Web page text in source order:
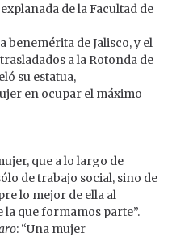
de la Facultad de
benemérita de Jalisco, y el
a la Rotonda de
su estatua,
en ocupar el máximo
que a lo largo de
de trabajo social, sino de
lo mejor de ella al
que formamos parte”.
: “Una mujer